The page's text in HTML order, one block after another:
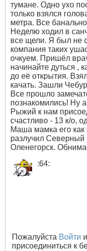
тумане. Одно ухо
только взялся
метра. Все
Неделю ходил в
все щели. Я был не
компания таких
очкуем. Пришёл
начинайте дуться ,
до её открытия.
качать. Зашли
Все прошло
познакомились! Ну
Рыжий к нам
счастливо - 13 к/о,
Маша мамка его
разлучил Северный
Оленегорск.
:64:
Пожалуйста Войти
присоединиться к